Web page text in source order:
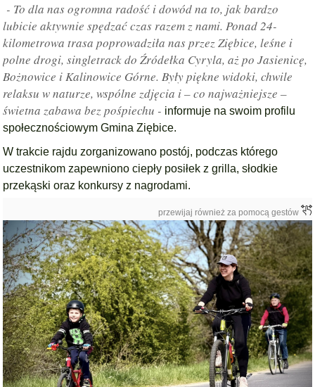
- To dla nas ogromna radość i dowód na to, jak bardzo
lubicie aktywnie spędzać czas razem z nami. Ponad 24-
kilometrowa trasa poprowadziła nas przez Ziębice, leśne i
polne drogi, singletrack do Źródełka Cyryla, aż po Jasienicę,
Bożnowice i Kalinowice Górne. Były piękne widoki, chwile
relaksu w naturze, wspólne zdjęcia i – co najważniejsze –
świetna zabawa bez pośpiechu - informuje na swoim profilu
społecznościowym Gmina Ziębice.
W trakcie rajdu zorganizowano postój, podczas którego
uczestnikom zapewniono ciepły posiłek z grilla, słodkie
przekąski oraz konkursy z nagrodami.
przewijaj również za pomocą gestów